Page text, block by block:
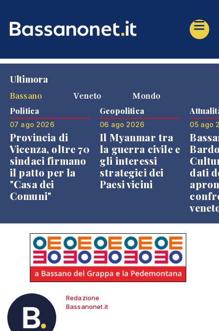
Ultimora
Bassano
Veneto Mondo
Politica
07 ago 2026
Provincia di
Vicenza, oltre 70
sindaci firmano
il patto per la
"Casa dei
Comuni"
Geopolitica
06 ago 2026
Il Myanmar tra
la guerra civile e
gli interessi
strategici dei
Paesi vicini
05 ago
dati
Redazione
Bassanonet.it